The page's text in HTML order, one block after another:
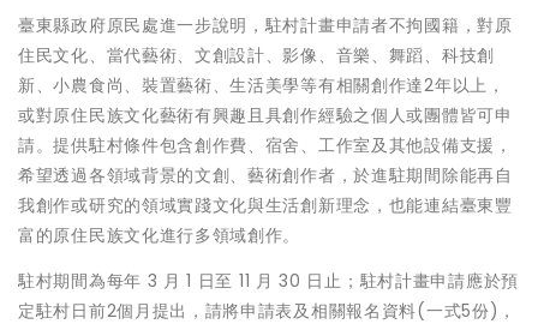
臺東縣政府原民處進一步說明，駐村計畫申請者不拘國籍，對原
住民文化、當代藝術、文創設計、影像、音樂、舞蹈、科技創
新、小農食尚、裝置藝術、生活美學等有相關創作達2年以上，
或對原住民族文化藝術有興趣且具創作經驗之個人或團體皆可申
請。提供駐村條件包含創作費、宿舍、工作室及其他設備支援，
希望透過各領域背景的文創、藝術創作者，於進駐期間除能再自
我創作或研究的領域實踐文化與生活創新理念，也能連結臺東豐
富的原住民族文化進行多領域創作。
駐村期間為每年 3 月 1 日至 11 月 30 日止；駐村計畫申請應於預
定駐村日前2個月提出，請將申請表及相關報名資料(一式5份)，